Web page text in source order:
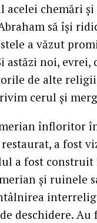
acelei chemări
să își
a văzut
astăzi noi,
de alte
cerul și
înfloritor
a fost
a fost
și ruinele
deschidere.